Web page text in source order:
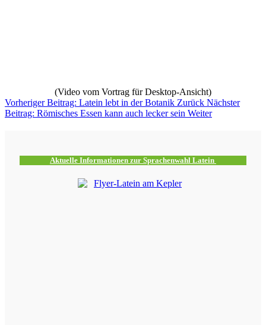
(Video vom Vortrag für Desktop-Ansicht)
Vorheriger Beitrag: Latein lebt in der Botanik Zurück Nächster
Beitrag: Römisches Essen kann auch lecker sein Weiter
Aktuelle Informationen zur Sprachenwahl Latein